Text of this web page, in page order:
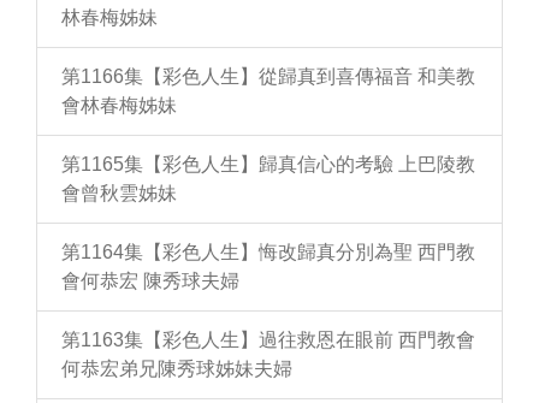
林春梅姊妹
第1166集【彩色人生】從歸真到喜傳福音 和美教
會林春梅姊妹
第1165集【彩色人生】歸真信心的考驗 上巴陵教
會曾秋雲姊妹
第1164集【彩色人生】悔改歸真分別為聖 西門教
會何恭宏 陳秀球夫婦
第1163集【彩色人生】過往救恩在眼前 西門教會
何恭宏弟兄陳秀球姊妹夫婦